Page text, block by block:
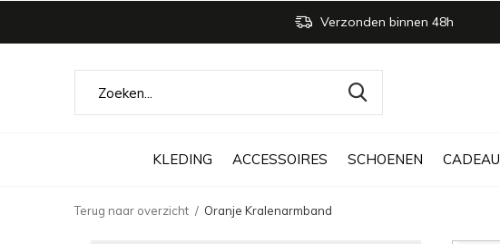
KLEDING ACCESSOIRES SCHOENEN
Verzonden binnen 48h
Terug naar overzicht Oranje Kralenarmband